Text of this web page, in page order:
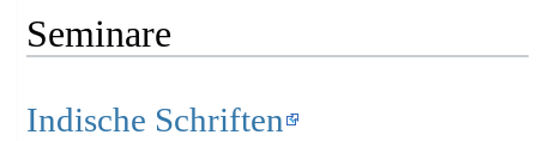
Seminare
Indische Schriften